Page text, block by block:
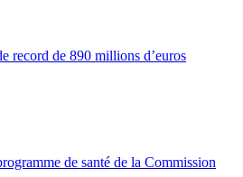
record de 890 millions d’euros
de santé de la Commission